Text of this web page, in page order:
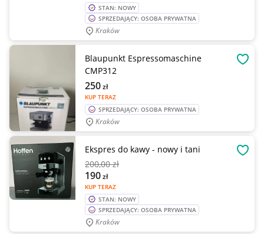
STAN: NOWY
SPRZEDAJĄCY: OSOBA PRYWATNA
Kraków
Blaupunkt Espressomaschine
CMP312
KUP TERAZ
250zł
SPRZEDAJĄCY: OSOBA PRYWATNA
Kraków
Ekspres do kawy - nowy i tani
200,00 zł
KUP TERAZ
190zł
STAN: NOWY
SPRZEDAJĄCY: OSOBA PRYWATNA
Kraków